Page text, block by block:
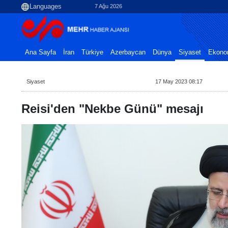
7 Ağu 2026
Ana Sayfa İran Türkiye Azerbaycan Dünya Siyaset
Siyaset 17 May 2023 08:17
Reisi'den "Nekbe Günü" mesajı